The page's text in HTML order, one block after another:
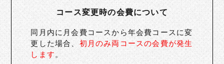
コース変更時の会費について
同月内に月会費コースから年会費コースに変
更した場合、 初月のみ両コースの会費が発生
します 。